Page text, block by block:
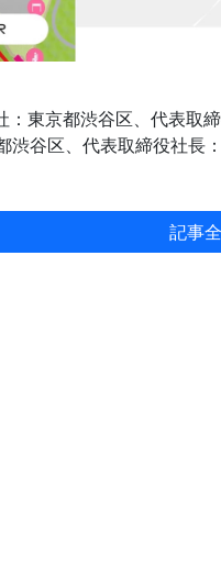
東京都渋谷区、代表取
渋谷区、代表取締役社長
記事